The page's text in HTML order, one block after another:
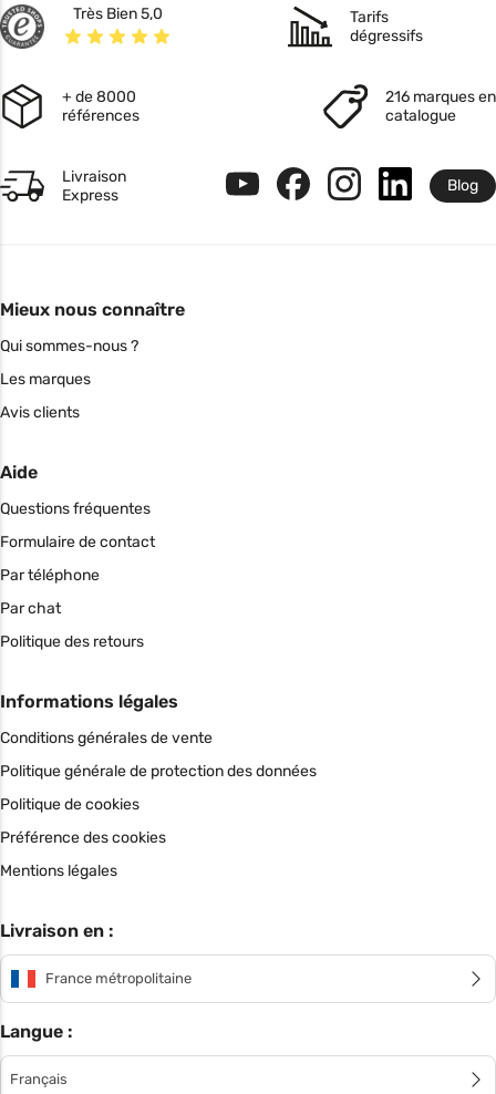
Très Bien 5,0
Tarifs
dégressifs
+ de 8000
références
216 marques en
catalogue
Livraison
Express
Blog
Mieux nous connaître
Qui sommes-nous ?
Les marques
Avis clients
Aide
Questions fréquentes
Formulaire de contact
Par téléphone
Par chat
Politique des retours
Informations légales
Conditions générales de vente
Politique générale de protection des données
Politique de cookies
Préférence des cookies
Mentions légales
Livraison en :
France métropolitaine
Langue :
Français